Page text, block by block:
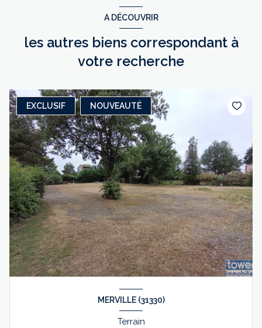
A DÉCOUVRIR
les autres biens correspondant à
votre recherche
EXCLUSIF NOUVEAUTÉ
MERVILLE (31330)
Terrain